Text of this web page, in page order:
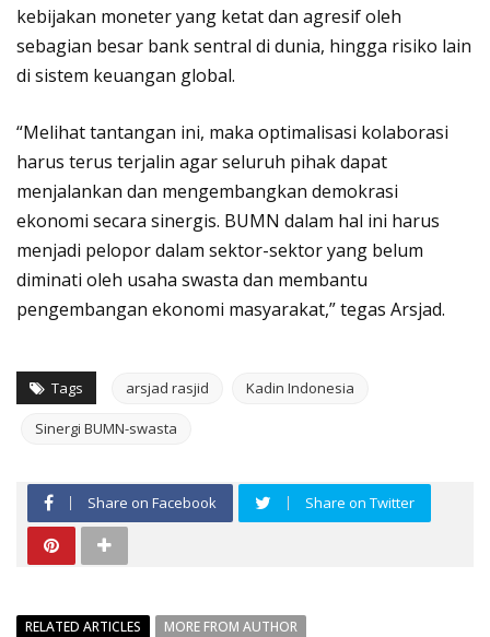
kebijakan moneter yang ketat dan agresif oleh
sebagian besar bank sentral di dunia, hingga risiko lain
di sistem keuangan global.
“Melihat tantangan ini, maka optimalisasi kolaborasi
harus terus terjalin agar seluruh pihak dapat
menjalankan dan mengembangkan demokrasi
ekonomi secara sinergis. BUMN dalam hal ini harus
menjadi pelopor dalam sektor-sektor yang belum
diminati oleh usaha swasta dan membantu
pengembangan ekonomi masyarakat,” tegas Arsjad.
Tags arsjad rasjid Kadin Indonesia
Sinergi BUMN-swasta
Share on Facebook Share on Twitter
RELATED ARTICLES
MORE FROM AUTHOR